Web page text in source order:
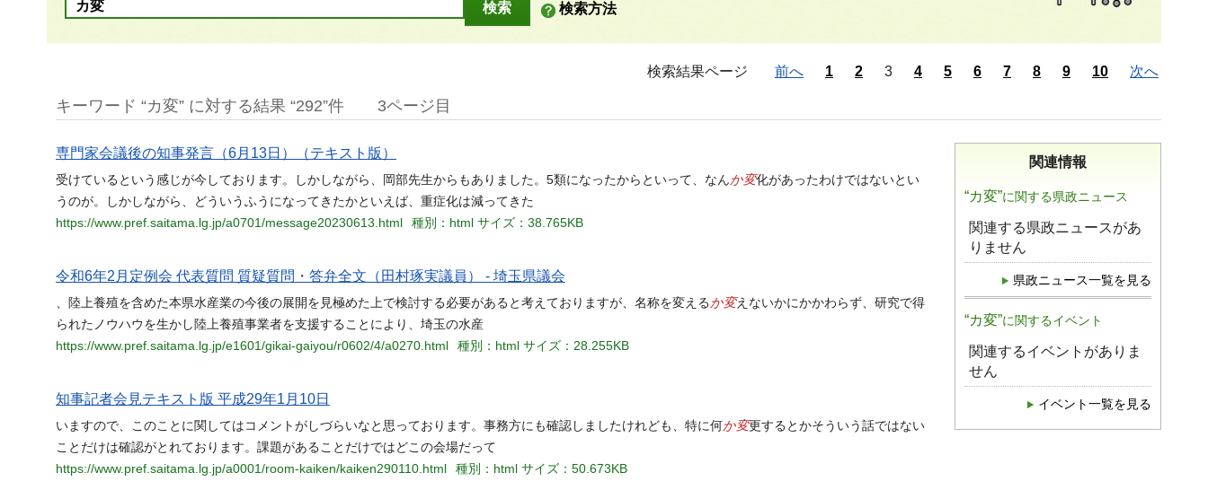
検索方法
検索結果ページ 前へ 1 2 3 4 5 6 7 8 9 10 次へ
キーワード “カ変” に対する結果 “292”件 3ページ目
関連情報
“カ変”に関する県政ニュース
関連する県政ニュースがあ
りません
県政ニュース一覧を見る
“カ変”に関するイベント
関連するイベントがありま
せん
イベント一覧を見る
専門家会議後の知事発言（6月13日）（テキスト版）
受けているという感じが今しております。しかしながら、岡部先生からもありました。5類になったからといって、なん か変化があったわけではないとい
うのが。しかしながら、どういうふうになってきたかといえば、重症化は減ってきた
https://www.pref.saitama.lg.jp/a0701/message20230613.html
種別：html サイズ：38.765KB
令和6年2月定例会 代表質問 質疑質問・答弁全文（田村琢実議員） - 埼玉県議会
、陸上養殖を含めた本県水産業の今後の展開を見極めた上で検討する必要があると考えておりますが、名称を変える か変えないかにかかわらず、研究で得
られたノウハウを生かし陸上養殖事業者を支援することにより、埼玉の水産
https://www.pref.saitama.lg.jp/e1601/gikai-gaiyou/r0602/4/a0270.html
種別：html サイズ：28.255KB
知事記者会見テキスト版 平成29年1月10日
いますので、このことに関してはコメントがしづらいなと思っております。事務方にも確認しましたけれども、特に何か変更するとかそういう話ではない
ことだけは確認がとれております。課題があることだけではどこの会場だって
https://www.pref.saitama.lg.jp/a0001/room-kaiken/kaiken290110.html
種別：html サイズ：50.673KB